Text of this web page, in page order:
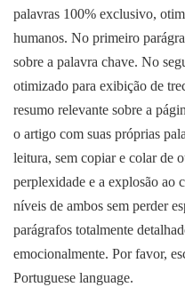
palavras 100% exclusivo,
humanos. No primeiro
sobre a palavra chave. No
otimizado para exibição de
resumo relevante sobre a
o artigo com suas próprias
leitura, sem copiar e colar de
perplexidade e a explosão ao
níveis de ambos sem perder
parágrafos totalmente
emocionalmente. Por favor,
Portuguese language.